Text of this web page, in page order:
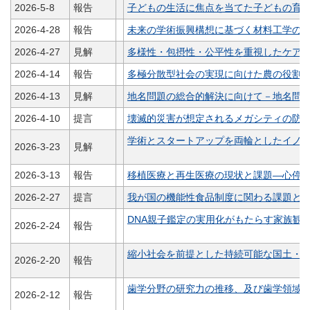
2026-5-8
報告
子どもの生活に焦点を当てた子どもの育
2026-4-28
報告
未来の学術振興構想に基づく材料工学の
2026-4-27
見解
多様性・包摂性・公平性を重視したケ
2026-4-14
報告
多極分散型社会の実現に向けた農の役割
2026-4-13
見解
地名問題の総合的解決に向けて－地名問
2026-4-10
提言 壊滅的災害が想定されるメガシティの防
2026-3-23 見解
学術とスタートアップを両輪としたイノ
2026-3-13 報告
移植医療と再生医療の現状と課題―心停
2026-2-27
提言 我が国の機能性食品制度に関わる課題と
2026-2-24 報告
DNA親子鑑定の実用化がもたらす家族観
2026-2-20 報告
縮小社会を前提とした持続可能な国土・
2026-2-12 報告
歯学分野の研究力の推移、及び歯学領域